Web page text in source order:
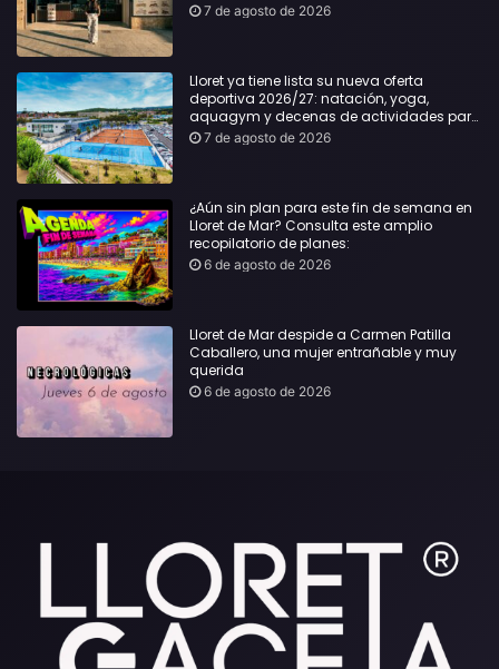
7 de agosto de 2026
Lloret ya tiene lista su nueva oferta
deportiva 2026/27: natación, yoga,
aquagym y decenas de actividades para
todas las edades
7 de agosto de 2026
¿Aún sin plan para este fin de semana en
Lloret de Mar? Consulta este amplio
recopilatorio de planes:
6 de agosto de 2026
Lloret de Mar despide a Carmen Patilla
Caballero, una mujer entrañable y muy
querida
6 de agosto de 2026